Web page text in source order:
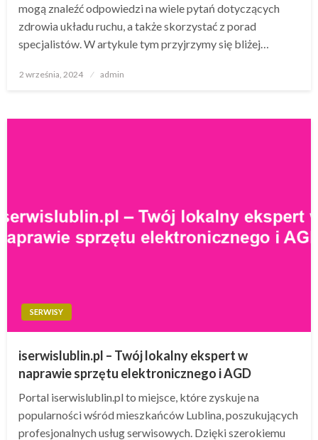
mogą znaleźć odpowiedzi na wiele pytań dotyczących
zdrowia układu ruchu, a także skorzystać z porad
specjalistów. W artykule tym przyjrzymy się bliżej…
Opublikowane
2 września, 2024 admin
SERWISY
iserwislublin.pl – Twój lokalny ekspert w
naprawie sprzętu elektronicznego i AGD
Portal iserwislublin.pl to miejsce, które zyskuje na
popularności wśród mieszkańców Lublina, poszukujących
profesjonalnych usług serwisowych. Dzięki szerokiemu